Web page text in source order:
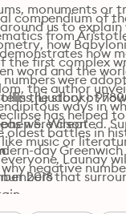
monuments or
us to
how
the first complex
numbers were
the story of
has helped
oldest battles in
day
negative
compendium of
from
how
word and the
the author
ways in
were created.
music or
Launay
that
(Ljudbok):
S. Wilson
2018